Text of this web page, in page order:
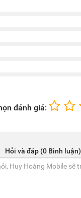
đánh giá:
Hỏi và đáp (0 Bình luận)